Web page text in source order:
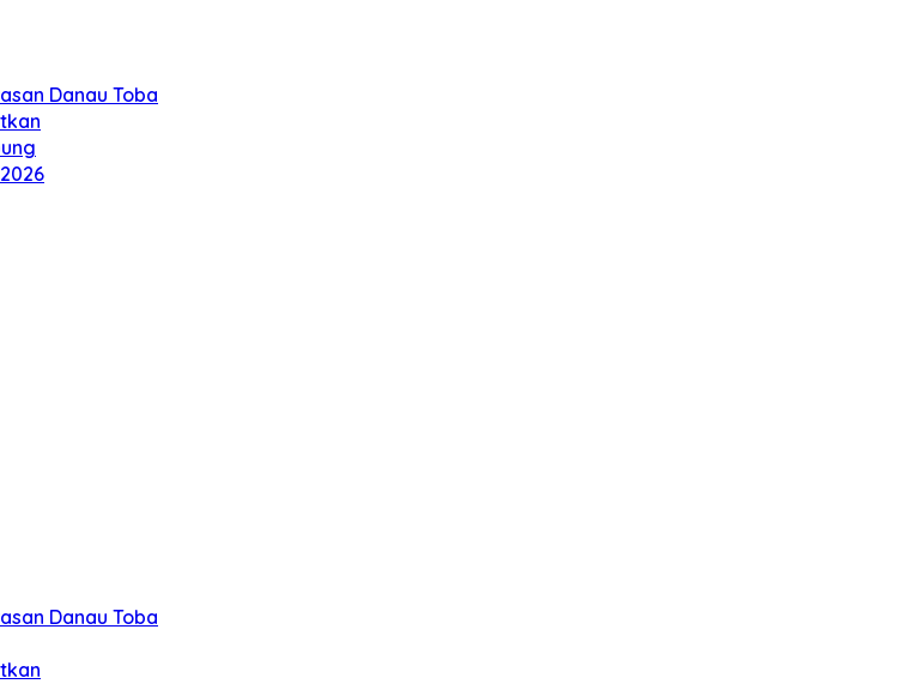
Danau Toba
Danau Toba